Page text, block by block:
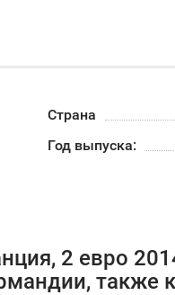
Страна
Год выпуска:
2 евро
также